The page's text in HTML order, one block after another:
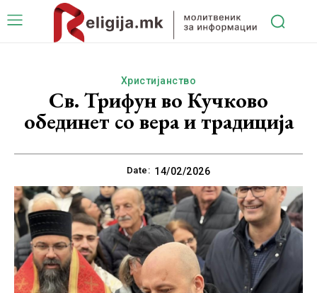
Христијанство
Св. Трифун во Кучково
обединет со вера и традиција
Date: 14/02/2026